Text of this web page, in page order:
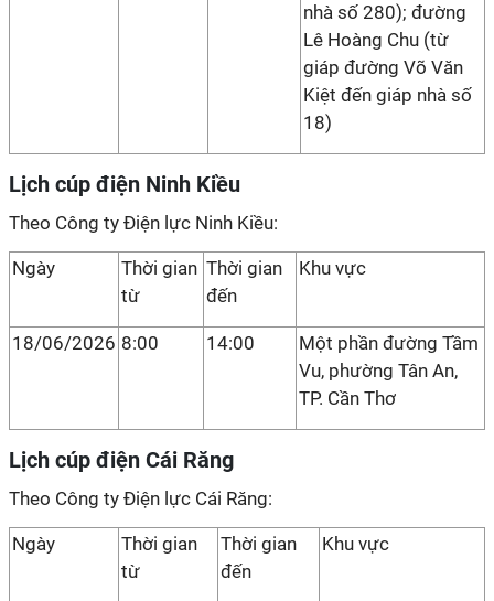
nhà số 280); đường
Lê Hoàng Chu (từ
giáp đường Võ Văn
Kiệt đến giáp nhà số
18)
Lịch cúp điện Ninh Kiều
Theo Công ty Điện lực Ninh Kiều:
Ngày
Thời gian
từ
Thời gian
đến
Khu vực
18/06/2026 8:00 14:00
Một phần đường Tầm
Vu, phường Tân An,
TP. Cần Thơ
Lịch cúp điện Cái Răng
Theo Công ty Điện lực Cái Răng:
Ngày
Thời gian
từ
Thời gian
đến
Khu vực